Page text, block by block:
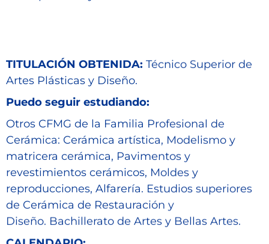
TITULACIÓN OBTENIDA: Técnico Superior de
Artes Plásticas y Diseño.
Puedo seguir estudiando:
Otros CFMG de la Familia Profesional de
Cerámica: Cerámica artística, Modelismo y
matricera cerámica, Pavimentos y
revestimientos cerámicos, Moldes y
reproducciones, Alfarería. Estudios superiores
de Cerámica de Restauración y
Diseño. Bachillerato de Artes y Bellas Artes.